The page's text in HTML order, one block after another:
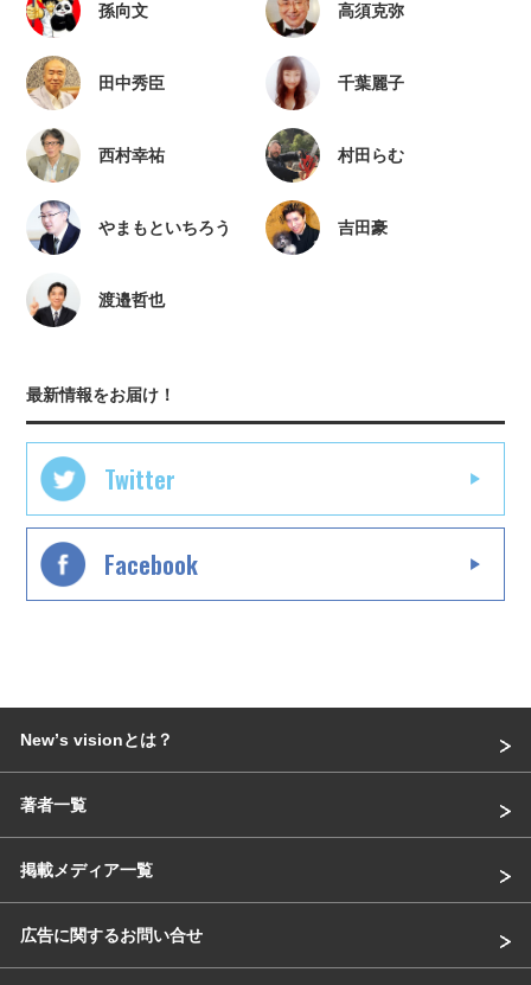
孫向文 高須克弥
田中秀臣 千葉麗子
西村幸祐 村田らむ
やまもといちろう 吉田豪
渡邉哲也
最新情報をお届け！
Twitter
Facebook
Newʼs visionとは？
著者一覧
掲載メディア一覧
広告に関するお問い合せ